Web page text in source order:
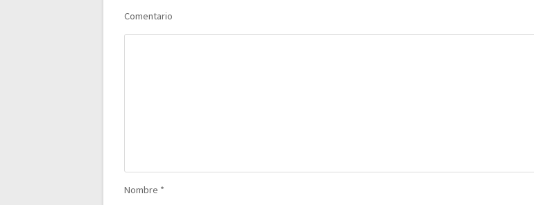
Comentario
Nombre *